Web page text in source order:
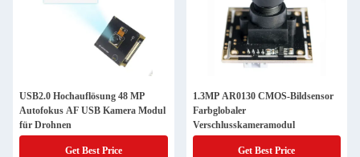
USB2.0 Hochauflösung 48 MP
Autofokus AF USB Kamera Modul
für Drohnen
Get Best Price
1.3MP AR0130 CMOS-Bildsensor
Farbglobaler
Verschlusskameramodul
Get Best Price